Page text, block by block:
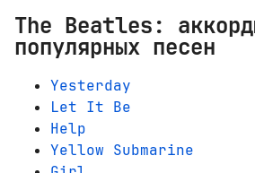
The Beatles:
популярных песен
Yesterday
Let It Be
Help
Yellow Submarine